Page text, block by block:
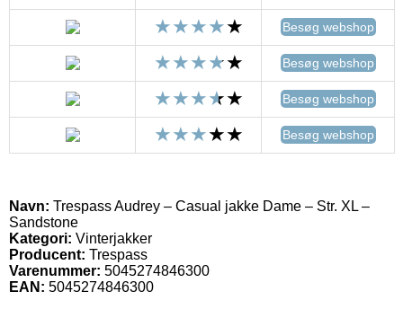
Besøg webshop
Besøg webshop
Besøg webshop
Besøg webshop
Navn: Trespass Audrey – Casual jakke Dame – Str. XL –
Sandstone
Kategori: Vinterjakker
Producent: Trespass
Varenummer: 5045274846300
EAN: 5045274846300